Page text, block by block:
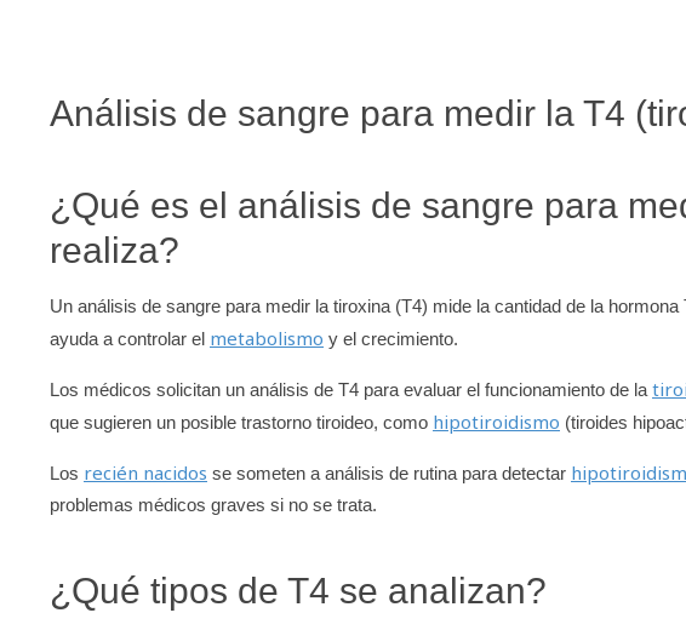
Análisis de sangre para medir la T4
¿Qué es el análisis de sangre para
realiza?
Un análisis de sangre para medir la tiroxina (T4) mide la cantidad de la
ayuda a controlar el metabolismo y el crecimiento.
Los médicos solicitan un análisis de T4 para evaluar el funcionamiento de la
que sugieren un posible trastorno tiroideo, como hipotiroidismo (tiroides
Los recién nacidos se someten a análisis de rutina para detectar
problemas médicos graves si no se trata.
¿Qué tipos de T4 se analizan?